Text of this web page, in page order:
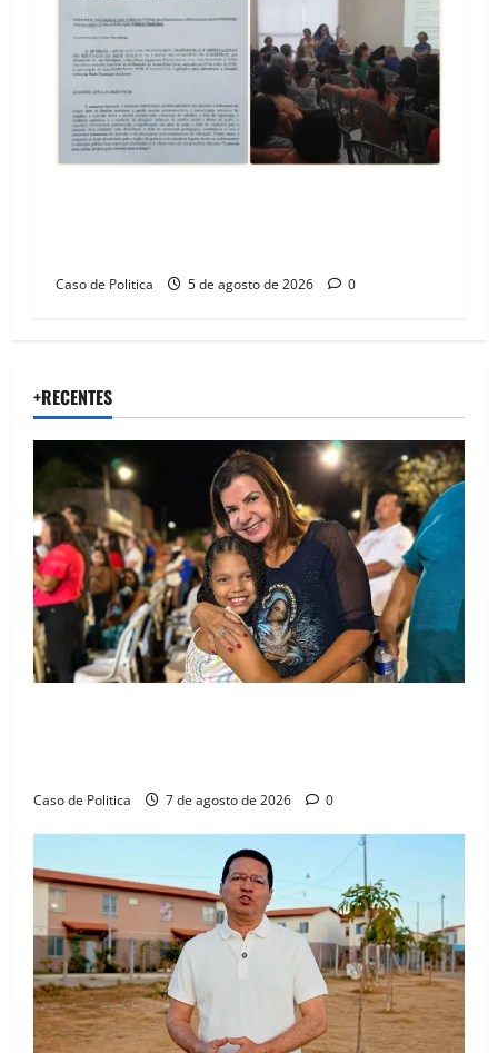
Caso de Politica 5 de agosto de 2026 0
+RECENTES
Caso de Politica 7 de agosto de 2026 0